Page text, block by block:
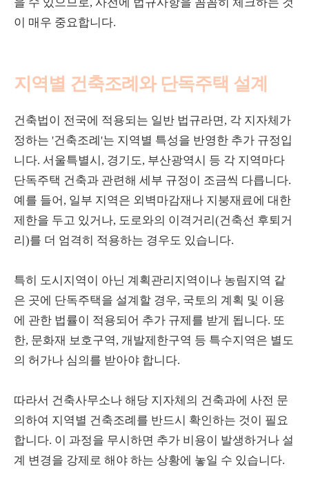
이 매우 중요합니다.
지역별 건축조례와 단독주택 설계
건축법이 전국에 적용되는 일반 법규라면, 각 지자체가
정하는 '건축조례'는 지역별 특성을 반영한 추가 규정입
니다. 서울특별시, 경기도, 부산광역시 등 각 지역마다
단독주택 건축과 관련해 세부 규정이 조금씩 다릅니다.
예를 들어, 일부 지역은 외벽마감재나 지붕재료에 대한
제한을 두고 있거나, 도로와의 이격거리(건축선 후퇴거
리)를 더 엄격히 적용하는 경우도 있습니다.
특히 도시지역이 아닌 계획관리지역이나 농림지역 같
은 곳에 단독주택을 설계할 경우, 국토의 계획 및 이용
에 관한 법률이 적용되어 추가 규제를 받게 됩니다. 또
한, 문화재 보호구역, 개발제한구역 등 특수지역은 별도
의 허가나 심의를 받아야 합니다.
따라서 건축사무소나 해당 지자체의 건축과에 사전 문
의하여 지역별 건축조례를 반드시 확인하는 것이 필요
합니다. 이 과정을 무시하면 추가 비용이 발생하거나 설
계 변경을 강제로 해야 하는 상황에 놓일 수 있습니다.